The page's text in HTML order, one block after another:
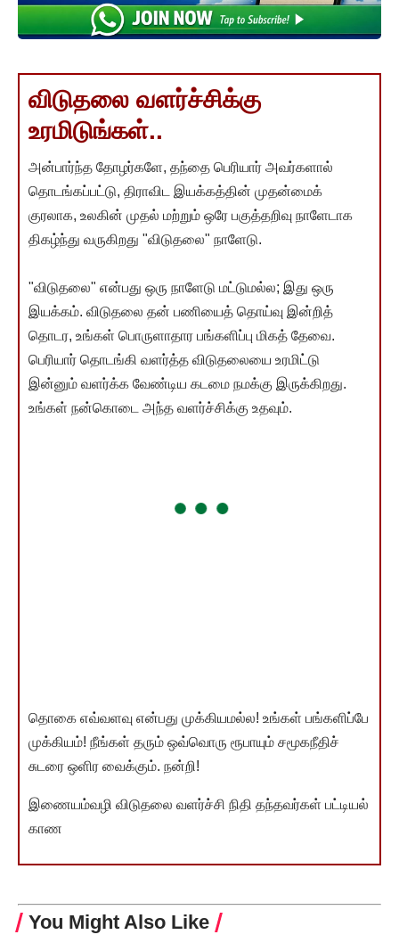
விடுதலை வளர்ச்சிக்கு
உரமிடுங்கள்..
அன்பார்ந்த தோழர்களே, தந்தை பெரியார் அவர்களால்
தொடங்கப்பட்டு, திராவிட இயக்கத்தின் முதன்மைக்
குரலாக, உலகின் முதல் மற்றும் ஒரே பகுத்தறிவு நாளேடாக
திகழ்ந்து வருகிறது "விடுதலை" நாளேடு.
"விடுதலை" என்பது ஒரு நாளேடு மட்டுமல்ல; இது ஒரு
இயக்கம். விடுதலை தன் பணியைத் தொய்வு இன்றித்
தொடர, உங்கள் பொருளாதார பங்களிப்பு மிகத் தேவை.
பெரியார் தொடங்கி வளர்த்த விடுதலையை உரமிட்டு
இன்னும் வளர்க்க வேண்டிய கடமை நமக்கு இருக்கிறது.
உங்கள் நன்கொடை அந்த வளர்ச்சிக்கு உதவும்.
தொகை எவ்வளவு என்பது முக்கியமல்ல! உங்கள் பங்களிப்பே
முக்கியம்! நீங்கள் தரும் ஒவ்வொரு ரூபாயும் சமூகநீதிச்
சுடரை ஒளிர வைக்கும். நன்றி!
இணையம்வழி விடுதலை வளர்ச்சி நிதி தந்தவர்கள் பட்டியல்
காண
You Might Also Like